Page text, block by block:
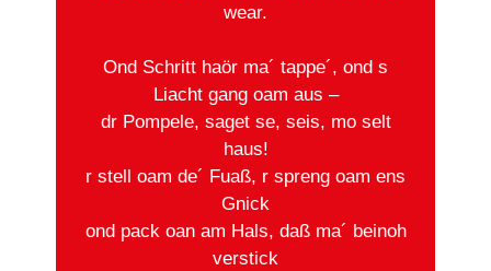
wear.
Ond Schritt haör ma´ tappe´, ond s
Liacht gang oam aus –
dr Pompele, saget se, seis, mo selt
haus!
r stell oam de´ Fuaß, r spreng oam ens
Gnick
ond pack oan am Hals, daß ma´ beinoh
verstick